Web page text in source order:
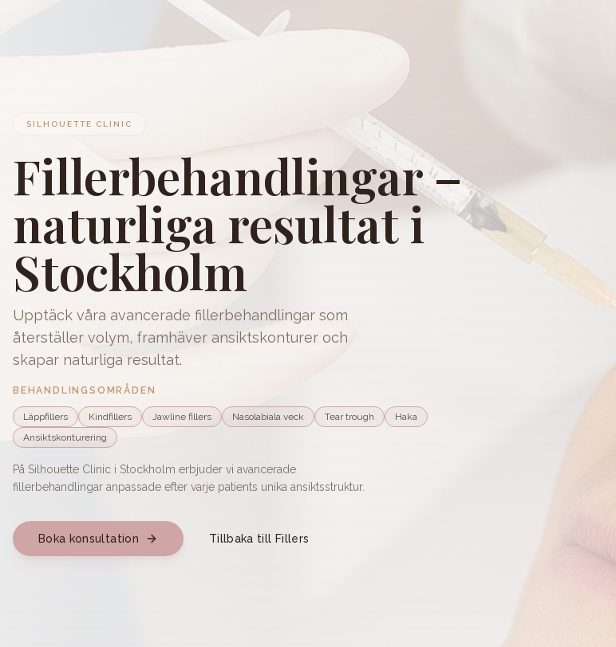
SILHOUETTE CLINIC
Fillerbehandlingar –
naturliga resultat i
Stockholm
Upptäck våra avancerade fillerbehandlingar som
återställer volym, framhäver ansiktskonturer och
skapar naturliga resultat.
BEHANDLINGSOMRÅDEN
Läppfillers Kindfillers Jawline fillers Nasolabiala veck Tear trough
Haka
Ansiktskonturering
På Silhouette Clinic i Stockholm erbjuder vi avancerade
fillerbehandlingar anpassade efter varje patients unika ansiktsstruktur.
Boka konsultation Tillbaka till Fillers